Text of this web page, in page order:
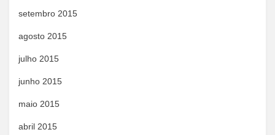
setembro 2015
agosto 2015
julho 2015
junho 2015
maio 2015
abril 2015